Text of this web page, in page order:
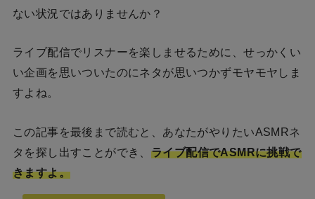
ない状況ではありませんか？
ライブ配信でリスナーを楽しませるために、せっかくい
い企画を思いついたのにネタが思いつかずモヤモヤしま
すよね。
この記事を最後まで読むと、あなたがやりたいASMRネ
タを探し出すことができ、 ライブ配信でASMRに挑戦で
きますよ。